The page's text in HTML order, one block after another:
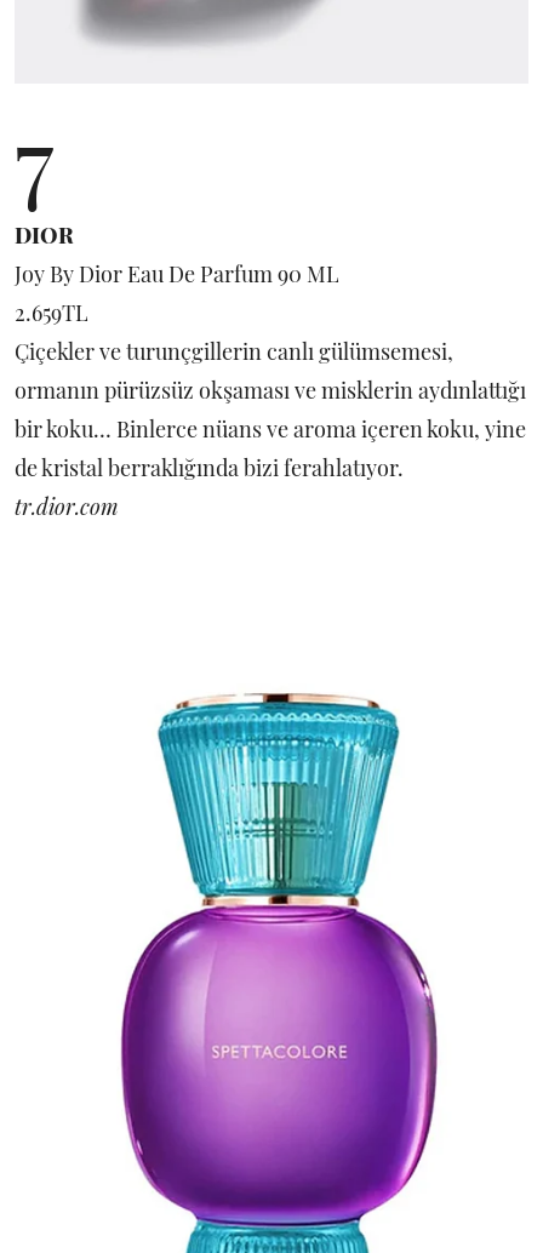
7
DIOR
Joy By Dior Eau De Parfum 90 ML
2.659TL
Çiçekler ve turunçgillerin canlı gülümsemesi,
ormanın pürüzsüz okşaması ve misklerin aydınlattığı
bir koku… Binlerce nüans ve aroma içeren koku, yine
de kristal berraklığında bizi ferahlatıyor.
tr.dior.com